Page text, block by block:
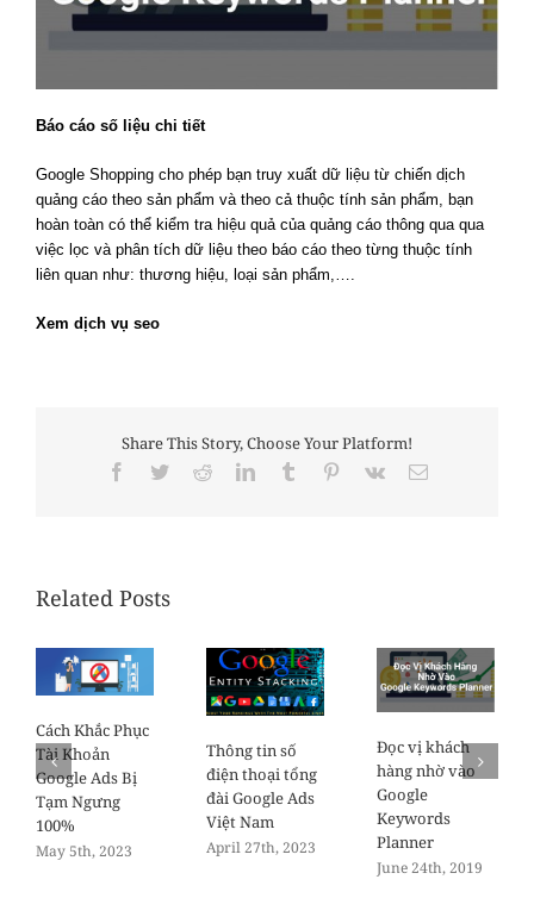
Báo cáo số liệu chi tiết
Google Shopping cho phép bạn truy xuất dữ liệu từ chiến dịch
quảng cáo theo sản phẩm và theo cả thuộc tính sản phẩm, bạn
hoàn toàn có thể kiểm tra hiệu quả của quảng cáo thông qua qua
việc lọc và phân tích dữ liệu theo báo cáo theo từng thuộc tính
liên quan như: thương hiệu, loại sản phẩm,….
Xem dịch vụ seo
Share This Story, Choose Your Platform!
Facebook
TwitterRedditLinkedInTumblr Pinterest
Vk Email
Related Posts
Cách Khắc Phục
Tài Khoản
Google Ads Bị
Tạm Ngưng
100%
May 5th, 2023
Thông tin số
điện thoại tổng
đài Google Ads
Việt Nam
April 27th, 2023
Đọc vị khách
hàng nhờ vào
Google
Keywords
Planner
June 24th, 2019